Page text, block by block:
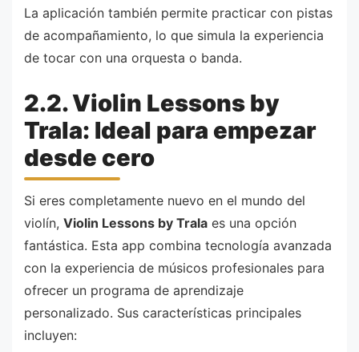
La aplicación también permite practicar con pistas
de acompañamiento, lo que simula la experiencia
de tocar con una orquesta o banda.
2.2. Violin Lessons by
Trala: Ideal para empezar
desde cero
Si eres completamente nuevo en el mundo del
violín, Violin Lessons by Trala es una opción
fantástica. Esta app combina tecnología avanzada
con la experiencia de músicos profesionales para
ofrecer un programa de aprendizaje
personalizado. Sus características principales
incluyen: